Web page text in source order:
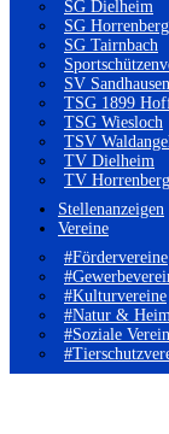
SG Dielheim
SG Horrenberg
SG Tairnbach
SV Sandhausen
TSG 1899
TSG Wiesloch
TSV
TV Dielheim
TV
Stellenanzeigen
Vereine
#Fördervereine
#Kulturvereine
#Natur &
#Soziale